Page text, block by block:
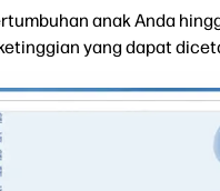
anak Anda
yang dapat